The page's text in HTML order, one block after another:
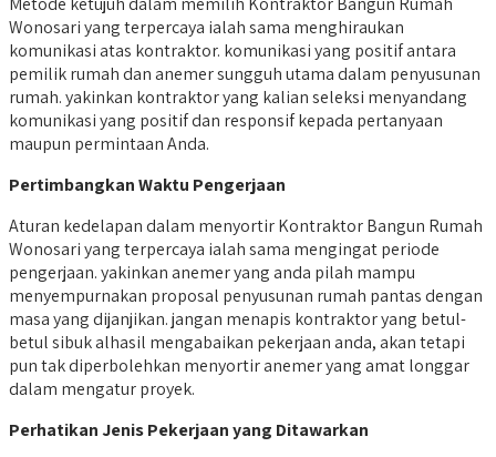
Wonosari yang terpercaya ialah sama menghiraukan
komunikasi atas kontraktor. komunikasi yang positif antara
pemilik rumah dan anemer sungguh utama dalam penyusunan
rumah. yakinkan kontraktor yang kalian seleksi menyandang
komunikasi yang positif dan responsif kepada pertanyaan
maupun permintaan Anda.
Pertimbangkan Waktu Pengerjaan
Aturan kedelapan dalam menyortir Kontraktor Bangun Rumah
Wonosari yang terpercaya ialah sama mengingat periode
pengerjaan. yakinkan anemer yang anda pilah mampu
menyempurnakan proposal penyusunan rumah pantas dengan
masa yang dijanjikan. jangan menapis kontraktor yang betul-
betul sibuk alhasil mengabaikan pekerjaan anda, akan tetapi
pun tak diperbolehkan menyortir anemer yang amat longgar
dalam mengatur proyek.
Perhatikan Jenis Pekerjaan yang Ditawarkan